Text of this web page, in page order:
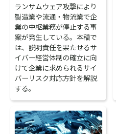
ランサムウェア攻撃により
製造業や流通・物流業で企
業の中枢業務が停止する事
案が発生している。本稿で
は、説明責任を果たせるサ
イバー経営体制の確立に向
けて企業に求められるサイ
バーリスク対応方針を解説
する。